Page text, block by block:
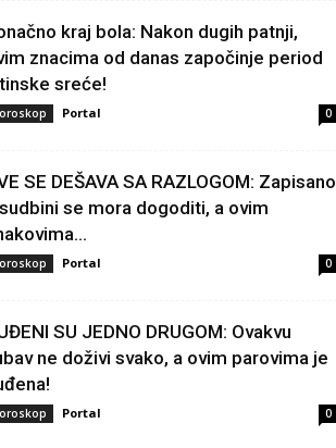
kraj bola: Nakon dugih patnji,
znacima od danas započinje period
sreće!
Portal 0
SE DEŠAVA SA RAZLOGOM: Zapisano
se mora dogoditi, a ovim
Portal 0
SU JEDNO DRUGOM: Ovakvu
ne doživi svako, a ovim parovima je
Portal 0